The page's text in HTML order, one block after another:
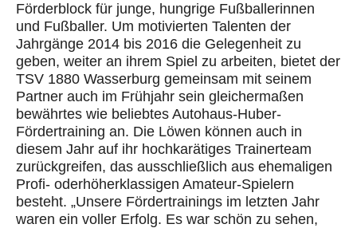
Förderblock für junge, hungrige Fußballerinnen
und Fußballer. Um motivierten Talenten der
Jahrgänge 2014 bis 2016 die Gelegenheit zu
geben, weiter an ihrem Spiel zu arbeiten, bietet der
TSV 1880 Wasserburg gemeinsam mit seinem
Partner auch im Frühjahr sein gleichermaßen
bewährtes wie beliebtes Autohaus-Huber-
Fördertraining an. Die Löwen können auch in
diesem Jahr auf ihr hochkarätiges Trainerteam
zurückgreifen, das ausschließlich aus ehemaligen
Profi- oderhöherklassigen Amateur-Spielern
besteht. „Unsere Fördertrainings im letzten Jahr
waren ein voller Erfolg. Es war schön zu sehen,